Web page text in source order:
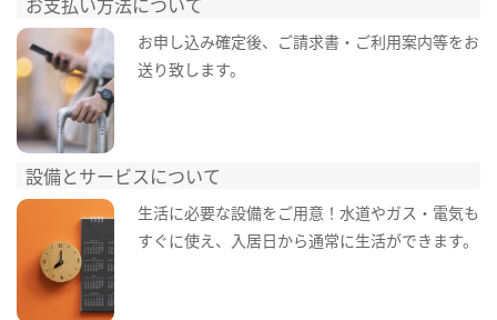
お申し込み確定後、ご請求書・ご利用案内等をお
送り致します。
設備とサービスについて
生活に必要な設備をご用意！水道やガス・電気も
すぐに使え、入居日から通常に生活ができます。